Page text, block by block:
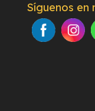
Síguenos en